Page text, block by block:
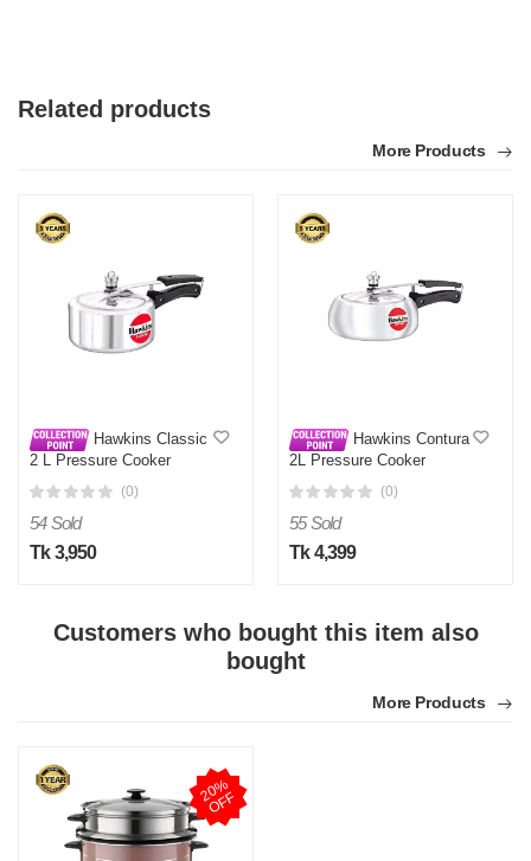
Related products
More Products
Hawkins Classic
2 L Pressure Cooker
(0)
54 Sold
Tk 3,950
Hawkins Contura
2L Pressure Cooker
(0)
55 Sold
Tk 4,399
Customers who bought this item also
bought
More Products
2
0
%
O
F
F